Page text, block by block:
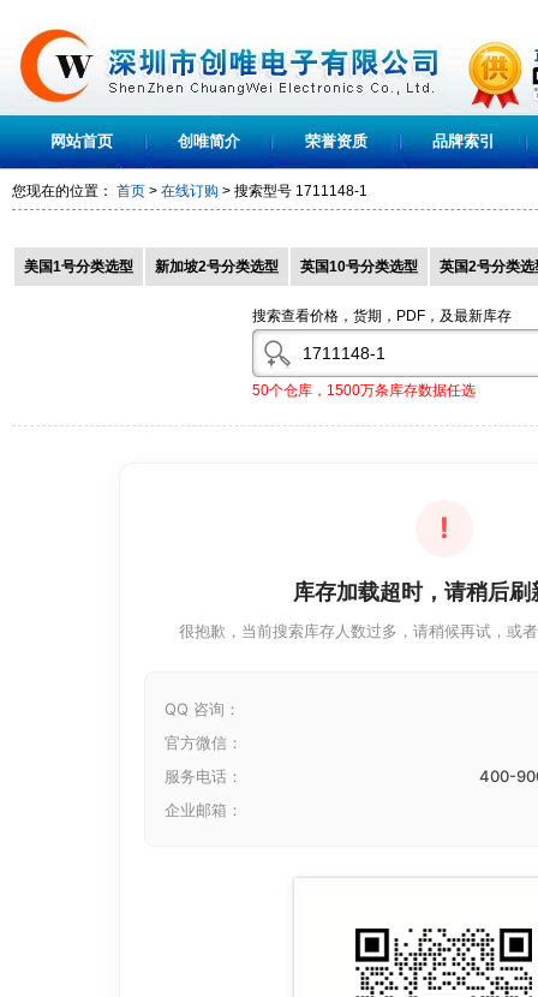
网站首页 创唯简介 荣誉资质 品牌索引
您现在的位置： 首页 > 在线订购 > 搜索型号 1711148-1
美国1号分类选型 新加坡2号分类选型 英国10号分类选型 英国2号分类选
搜索查看价格，货期，PDF，及最新库存
50个仓库，1500万条库存数据任选
!
库存加载超时，请稍后刷
很抱歉，当前搜索库存人数过多，请稍候再试，或
QQ 咨询：
官方微信：
服务电话：
400-
企业邮箱：